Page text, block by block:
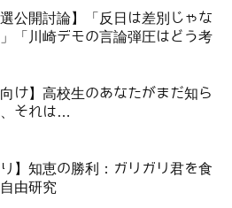
選公開討論】「反日は差別じゃな
「川崎デモの言論弾圧はどう考
向け】高校生のあなたがまだ知ら
それは…
り】知恵の勝利：ガリガリ君を食
由研究